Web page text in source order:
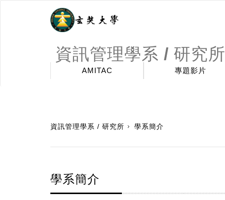
資訊管理學系 / 研究所
AMITAC 專題影片
資訊管理學系 / 研究所 學系簡介
學系簡介